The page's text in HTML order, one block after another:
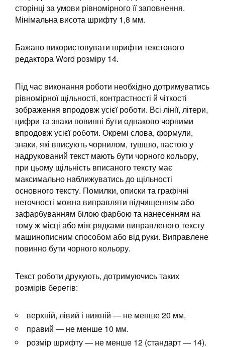
сторінці за умови рівномірного її заповнення.
Мінімальна висота шрифту 1,8 мм.
Бажано використовувати шрифти текстового
редактора Word розміру 14.
Під час виконання роботи необхідно дотримуватись
рівномірної щільності, контрастності й чіткості
зображення впродовж усієї роботи. Всі лінії, літери,
цифри та знаки повинні бути однаково чорними
впродовж усієї роботи. Окремі слова, формули,
знаки, які вписують чорнилом, тушшю, пастою у
надрукований текст мають бути чорного кольору,
при цьому щільність вписаного тексту має
максимально наближуватись до щільності
основного тексту. Помилки, описки та графічні
неточності можна виправляти підчищенням або
зафарбуванням білою фарбою та нанесенням на
тому ж місці або між рядками виправленого тексту
машинописним способом або від руки. Виправлене
повинно бути чорного кольору.
Текст роботи друкують, дотримуючись таких
розмірів берегів:
верхній, лівий і нижній — не менше 20 мм,
правий — не менше 10 мм.
розмір шрифту — не менше 12 (стандарт — 14).